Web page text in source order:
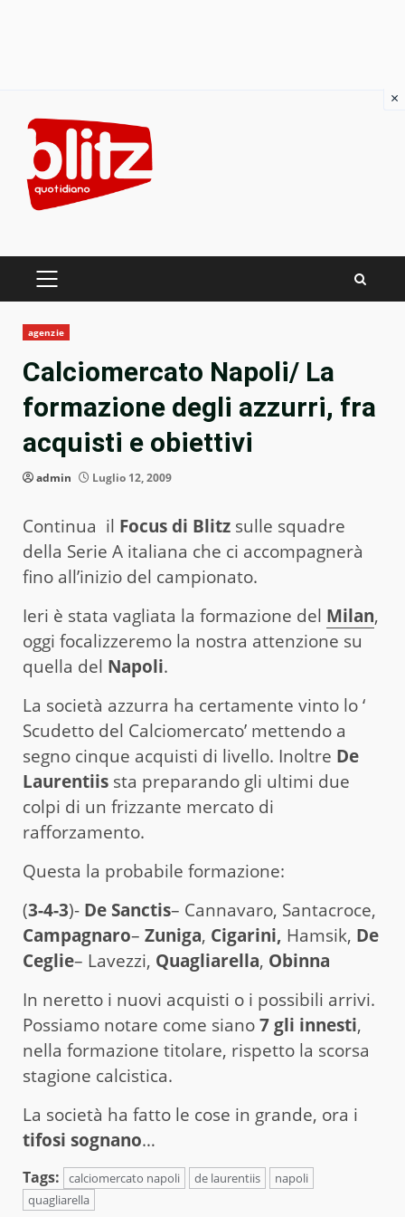
content
PRIMARY
agenzie
Calciomercato Napoli/ La
formazione degli azzurri, fra
acquisti e obiettivi
admin Luglio 12, 2009
Continua il Focus di Blitz sulle squadre
della Serie A italiana che ci accompagnerà
fino all’inizio del campionato.
Ieri è stata vagliata la formazione del Milan,
oggi focalizzeremo la nostra attenzione su
quella del Napoli.
La società azzurra ha certamente vinto lo ‘
Scudetto del Calciomercato’ mettendo a
segno cinque acquisti di livello. Inoltre De
Laurentiis sta preparando gli ultimi due
colpi di un frizzante mercato di
rafforzamento.
Questa la probabile formazione:
(3-4-3)- De Sanctis– Cannavaro, Santacroce,
Campagnaro– Zuniga, Cigarini, Hamsik, De
Ceglie– Lavezzi, Quagliarella, Obinna
In neretto i nuovi acquisti o i possibili arrivi.
Possiamo notare come siano7 gli innesti,
nella formazione titolare, rispetto la scorsa
stagione calcistica.
La società ha fatto le cose in grande, ora i
tifosi sognano…
Tags: calciomercato napoli de laurentiis
napoli
quagliarella
×